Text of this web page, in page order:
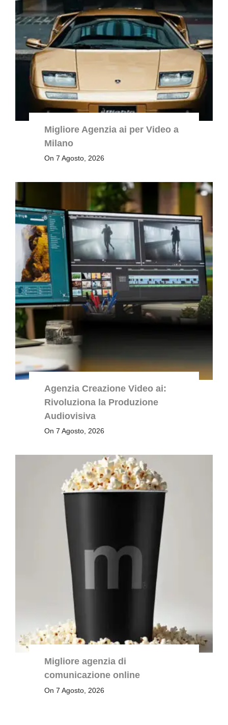
Migliore Agenzia ai per Video a
Milano
On 7 Agosto, 2026
Agenzia Creazione Video ai:
Rivoluziona la Produzione
Audiovisiva
On 7 Agosto, 2026
Migliore agenzia di
comunicazione online
On 7 Agosto, 2026